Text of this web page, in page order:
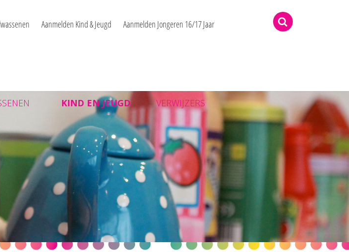
- pvpdeurne
Aanmelden Kind & Jeugd Aanmelden Jongeren 16/17 Jaar
KIND EN JEUGD VERWIJZERS